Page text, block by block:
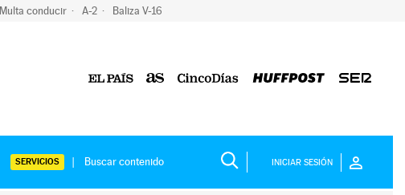
Multa conducir A-2 Baliza V-16
SERVICIOS INICIAR SESIÓN